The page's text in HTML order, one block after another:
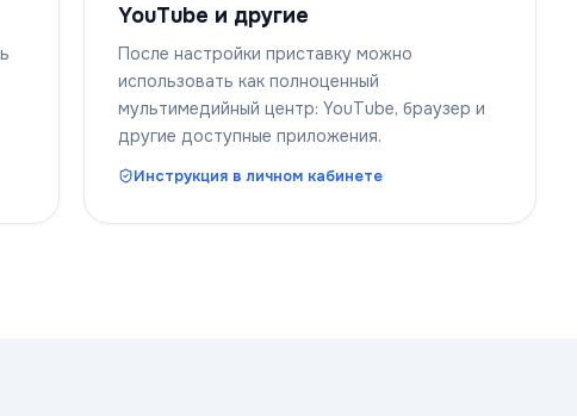
YouTube и другие
После настройки приставку можно
использовать как полноценный
мультимедийный центр: YouTube, браузер и
другие доступные приложения.
Инструкция в личном кабинете